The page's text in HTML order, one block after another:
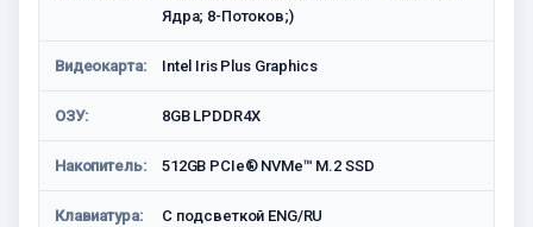
Ядрa; 8-Потоков;)
Видеокарта: Intel Iris Plus Graphics
ОЗУ: 8GB LPDDR4X
Накопитель: 512GB PCIe® NVMe™ M.2 SSD
Клавиатура: С подсветкой ENG/RU